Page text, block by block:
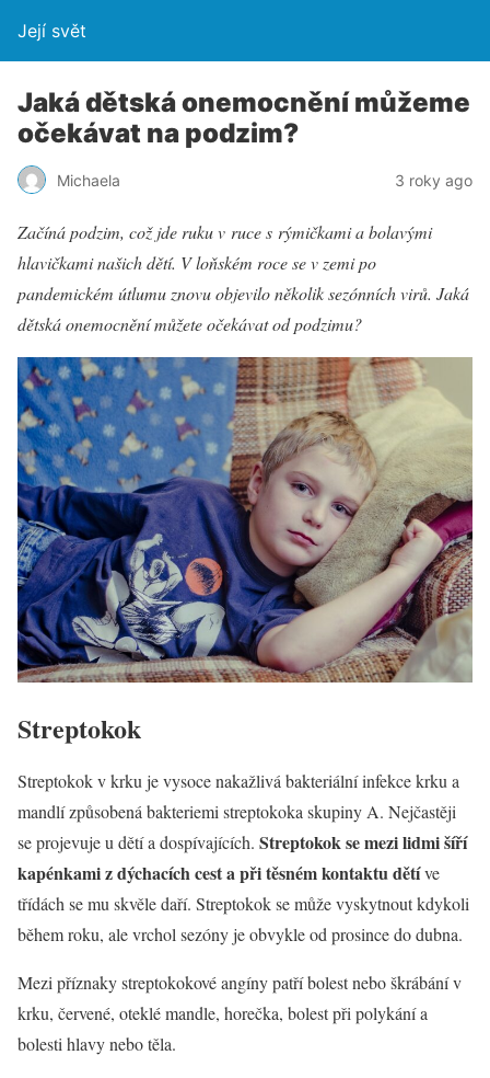
Její svět
Jaká dětská onemocnění můžeme
očekávat na podzim?
Michaela 3 roky ago
Začíná podzim, což jde ruku v ruce s rýmičkami a bolavými
hlavičkami našich dětí. V loňském roce se v zemi po
pandemickém útlumu znovu objevilo několik sezónních virů. Jaká
dětská onemocnění můžete očekávat od podzimu?
Streptokok
Streptokok v krku je vysoce nakažlivá bakteriální infekce krku a
mandlí způsobená bakteriemi streptokoka skupiny A. Nejčastěji
se projevuje u dětí a dospívajících. Streptokok se mezi lidmi šíří
kapénkami z dýchacích cest a při těsném kontaktu dětíve
třídách se mu skvěle daří. Streptokok se může vyskytnout kdykoli
během roku, ale vrchol sezóny je obvykle od prosince do dubna.
Mezi příznaky streptokokové angíny patří bolest nebo škrábání v
krku, červené, oteklé mandle, horečka, bolest při polykání a
bolesti hlavy nebo těla.